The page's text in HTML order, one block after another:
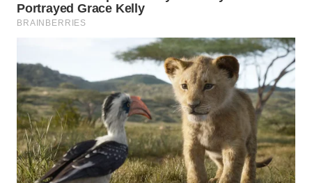
WN
PAKPAK
KARAWANG
WN
BEKASI
WN
BOGOR